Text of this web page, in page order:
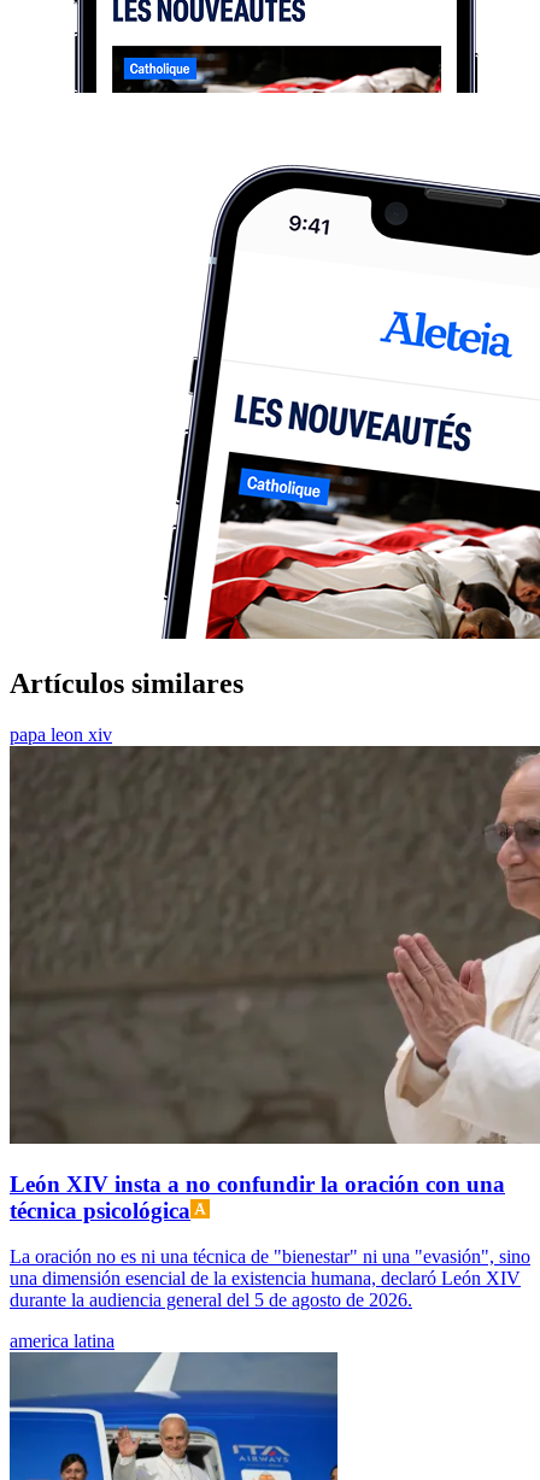
Artículos similares
papa leon xiv
León XIV insta a no confundir la oración con una
técnica psicológica
La oración no es ni una técnica de "bienestar" ni una "evasión", sino
una dimensión esencial de la existencia humana, declaró León XIV
durante la audiencia general del 5 de agosto de 2026.
america latina